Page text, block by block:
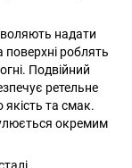
надати
роблять
Подвійний
ретельне
та смак.
окремим